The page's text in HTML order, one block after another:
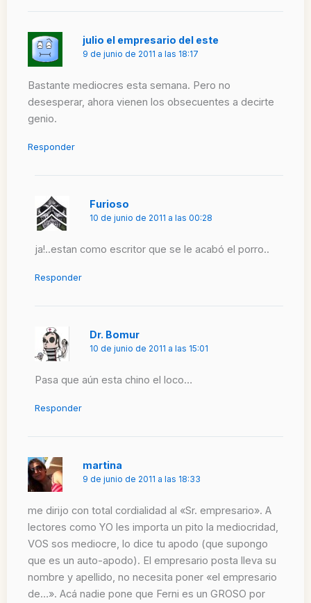
julio el empresario del este
9 de junio de 2011 a las 18:17
Bastante mediocres esta semana. Pero no
desesperar, ahora vienen los obsecuentes a decirte
genio.
Responder
Furioso
10 de junio de 2011 a las 00:28
ja!..estan como escritor que se le acabó el porro..
Responder
Dr. Bomur
10 de junio de 2011 a las 15:01
Pasa que aún esta chino el loco…
Responder
martina
9 de junio de 2011 a las 18:33
me dirijo con total cordialidad al «Sr. empresario». A
lectores como YO les importa un pito la mediocridad,
VOS sos mediocre, lo dice tu apodo (que supongo
que es un auto-apodo). El empresario posta lleva su
nombre y apellido, no necesita poner «el empresario
de…». Acá nadie pone que Ferni es un GROSO por